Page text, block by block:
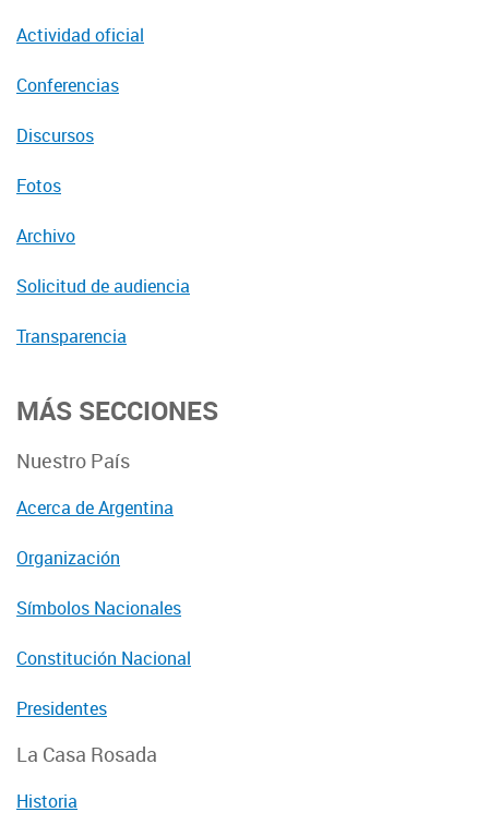
Actividad oficial
Conferencias
Discursos
Fotos
Archivo
Solicitud de audiencia
Transparencia
MÁS SECCIONES
Nuestro País
Acerca de Argentina
Organización
Símbolos Nacionales
Constitución Nacional
Presidentes
La Casa Rosada
Historia